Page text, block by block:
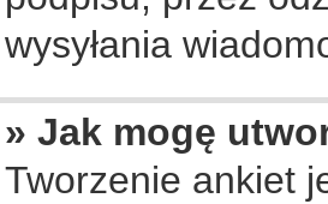
wysyłania
» Jak mogę
Tworzenie ankiet